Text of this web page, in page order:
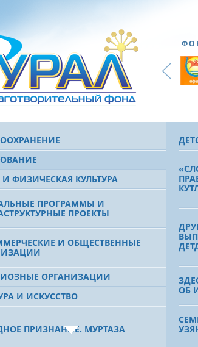
И ФИЗИЧЕСКАЯ КУЛЬТУРА
ПРОГРАММЫ И
ПРОЕКТЫ
И ОБЩЕСТВЕННЫЕ
ОРГАНИЗАЦИИ
И ИСКУССТВО
ПРИЗНАНИЕ. МУРТАЗА
ОБ